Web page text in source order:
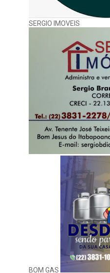
SERGIO IMOVEIS
BOM GAS